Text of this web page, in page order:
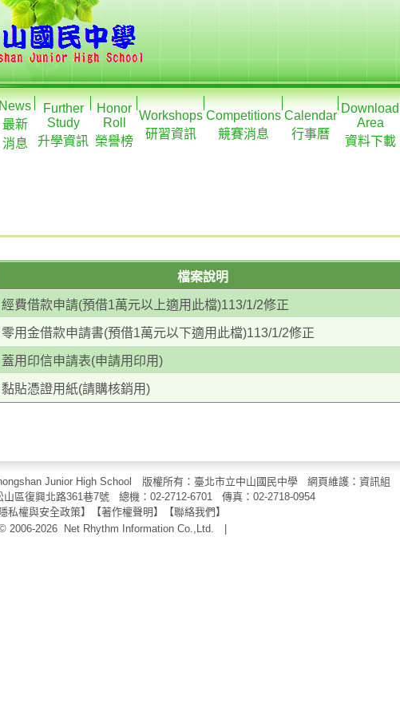
最新
消息
Further
Study
升學資訊
Honor
Roll
榮譽榜
Workshops
研習資訊
Competitions
競賽消息
Calendar
行事曆
Download
Area
資料下載
檔案說明
經費借款申請(預借1萬元以上適用此檔)113/1/2修正
零用金借款申請書(預借1萬元以下適用此檔)113/1/2修正
蓋用印信申請表(申請用印用)
黏貼憑證用紙(請購核銷用)
Junior High School 版權所有：臺北市立中山國民中學 網頁維護：資訊組
山區復興北路361巷7號 總機：02-2712-6701 傳真： 02-2718-0954
私權與安全政策】【著作權聲明 】 【聯絡我們 】
2006-2026
Net Rhythm Information Co.,Ltd.